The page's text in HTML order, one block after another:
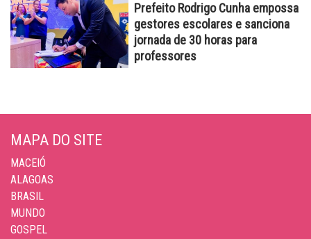
Prefeito Rodrigo Cunha empossa
gestores escolares e sanciona
jornada de 30 horas para
professores
MAPA DO SITE
MACEIÓ
ALAGOAS
BRASIL
MUNDO
GOSPEL